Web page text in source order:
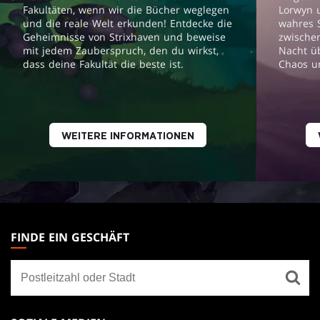
Fakultäten, wenn wir die Bücher weglegen
und die reale Welt erkunden! Entdecke die
Geheimnisse von Strixhaven und beweise
mit jedem Zauberspruch, den du wirkst,
dass deine Fakultät die beste ist.
WEITERE INFORMATIONEN
Lorwyn
wahres
Nacht
Chaos
THE
GATHERING
FOOTER
FINDE EIN GESCHÄFT
ein
Geschäft